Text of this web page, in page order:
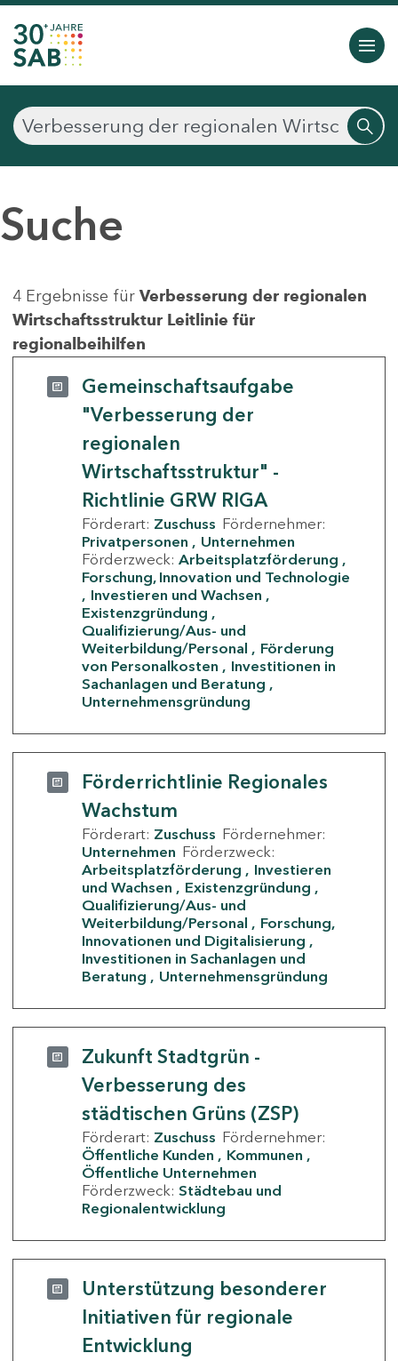
Suche
4 Ergebnisse für Verbesserung der regionalen
Wirtschaftsstruktur Leitlinie für
regionalbeihilfen
Gemeinschaftsaufgabe
"Verbesserung der
regionalen
Wirtschaftsstruktur" -
Richtlinie GRW RIGA
Förderart: Zuschuss Fördernehmer:
Privatpersonen
Unternehmen
Förderzweck: Arbeitsplatzförderung
Forschung, Innovation und Technologie
Investieren und Wachsen
Existenzgründung
Qualifizierung/Aus- und
Weiterbildung/Personal
Förderung
von Personalkosten
Investitionen in
Sachanlagen und Beratung
Unternehmensgründung
Förderrichtlinie Regionales
Wachstum
Förderart: Zuschuss Fördernehmer:
Unternehmen Förderzweck:
Arbeitsplatzförderung
Investieren
und Wachsen
Existenzgründung
Qualifizierung/Aus- und
Weiterbildung/Personal
Forschung,
Innovationen und Digitalisierung
Investitionen in Sachanlagen und
Beratung
Unternehmensgründung
Zukunft Stadtgrün -
Verbesserung des
städtischen Grüns (ZSP)
Förderart: Zuschuss Fördernehmer:
Öffentliche Kunden
Kommunen
Öffentliche Unternehmen
Förderzweck: Städtebau und
Regionalentwicklung
Unterstützung besonderer
Initiativen für regionale
Entwicklung